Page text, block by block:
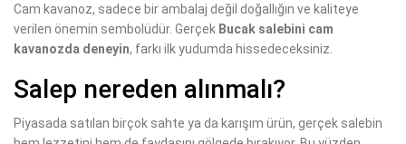
Cam kavanoz, sadece bir ambalaj değil doğallığın ve kaliteye
verilen önemin sembolüdür. Gerçek Bucak salebini cam
kavanozda deneyin, farkı ilk yudumda hissedeceksiniz.
Salep nereden alınmalı?
Piyasada satılan birçok sahte ya da karışım ürün, gerçek salebin